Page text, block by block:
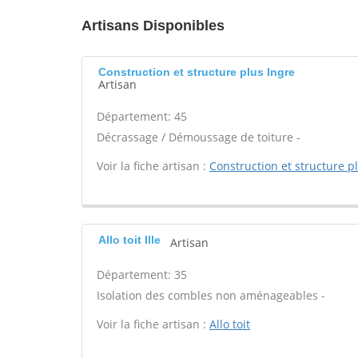
Artisans Disponibles
Construction et structure plus Ingre
Artisan
Département: 45
Décrassage / Démoussage de toiture -
Voir la fiche artisan : Construction et structure
Allo toit Ille Artisan
Département: 35
Isolation des combles non aménageables -
Voir la fiche artisan : Allo toit